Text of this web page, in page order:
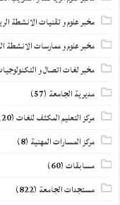
مخبر علوم و تقنيات الانشطة
مخبر علوم و ممارسات الانشطة
مخبر لغات اتصال و
مديرية الجامعة (57)
مركز التعليم المكثف للغات(20)
مركز المسارات المهنية (8)
مسابقات(60)
مستجدات الجامعة (822)